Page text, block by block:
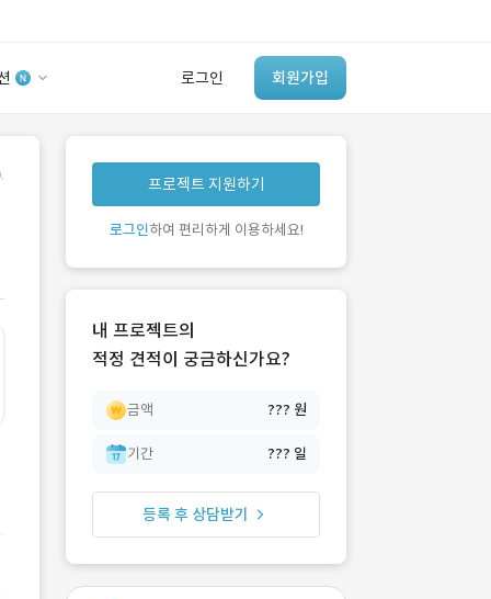
로그인 회원가입
유사사례 검색 AI
‘이런 거’ 만들어본
개발 회사 있어?
프로젝트 지원하기
로그인하여 편리하게 이용하세요!
내 프로젝트의
적정 견적이 궁금하신가요?
금액 ??? 원
기간 ??? 일
등록 후 상담받기